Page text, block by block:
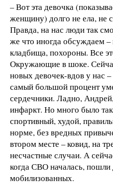
– Вот эта девочка
женщину) долго не ела, не
Правда, на нас люди так
же что иногда обсуждаем
кладбища, похороны. Все
Окружающие в шоке.
новых девочек-вдов у нас
самый большой процент
сердечники. Ладно,
инфаркт. Но много было
спортивный, худой,
норме, без вредных
втором месте – ковид, на
несчастные случаи. А
когда СВО началась,
мобилизованных.